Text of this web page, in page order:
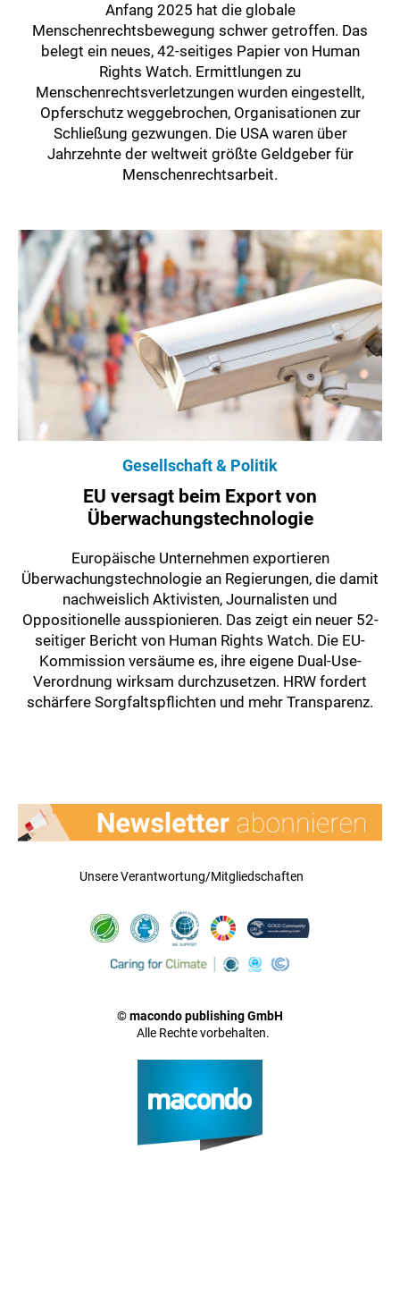
Anfang 2025 hat die globale
Menschenrechtsbewegung schwer getroffen. Das
belegt ein neues, 42-seitiges Papier von Human
Rights Watch. Ermittlungen zu
Menschenrechtsverletzungen wurden eingestellt,
Opferschutz weggebrochen, Organisationen zur
Schließung gezwungen. Die USA waren über
Jahrzehnte der weltweit größte Geldgeber für
Menschenrechtsarbeit.
Gesellschaft & Politik
EU versagt beim Export von
Überwachungstechnologie
Europäische Unternehmen exportieren
Überwachungstechnologie an Regierungen, die damit
nachweislich Aktivisten, Journalisten und
Oppositionelle ausspionieren. Das zeigt ein neuer 52-
seitiger Bericht von Human Rights Watch. Die EU-
Kommission versäume es, ihre eigene Dual-Use-
Verordnung wirksam durchzusetzen. HRW fordert
schärfere Sorgfaltspflichten und mehr Transparenz.
Unsere Verantwortung/Mitgliedschaften
© macondo publishing GmbH
Alle Rechte vorbehalten.